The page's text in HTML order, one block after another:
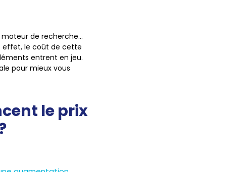
moteur de recherche…
effet, le coût de cette
entrent en jeu.
pour mieux vous
le prix